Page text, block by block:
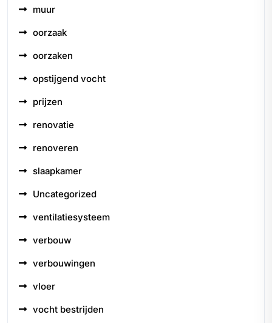
muur
oorzaak
oorzaken
opstijgend vocht
prijzen
renovatie
renoveren
slaapkamer
Uncategorized
ventilatiesysteem
verbouw
verbouwingen
vloer
vocht bestrijden